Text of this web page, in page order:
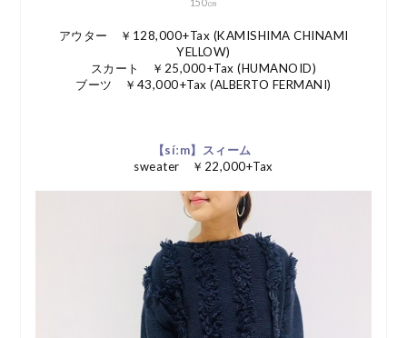
150㎝
アウター ￥128,000+Tax (KAMISHIMA CHINAMI
YELLOW)
スカート ￥25,000+Tax (HUMANOID)
ブーツ ￥43,000+Tax (ALBERTO FERMANI)
【síːm】スィーム
sweater ￥22,000+Tax